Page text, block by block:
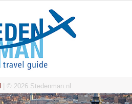
| © 2026 Stedenman.nl